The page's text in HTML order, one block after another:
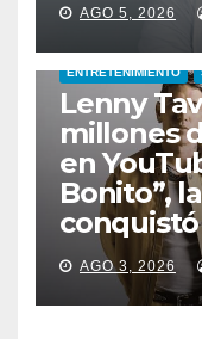
AGO 5, 2026
ENTRETENIMIENTO
Lenny
millones
en
Bonito”,
AGO 3, 2026